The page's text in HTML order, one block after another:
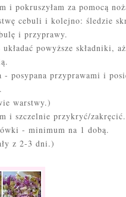
i pokruszyłam za pomocą
cebuli i kolejno: śledzie
i przyprawy.
powyższe składniki,
posypana przyprawami i
warstwy.)
i szczelnie przykryć/zakręcić.
- minimum na 1 dobą.
z 2-3 dni.)